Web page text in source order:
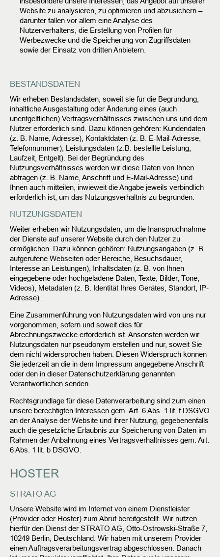
Website zu analysieren, zu optimieren und abzusichern –
darunter fallen vor allem eine Analyse des
Nutzerverhaltens, die Erstellung von Profilen für
Werbezwecke und die Speicherung von Zugriffsdaten
sowie der Einsatz von dritten Anbietern.
BESTANDSDATEN
Wir erheben Bestandsdaten, soweit sie für die Begründung,
inhaltliche Ausgestaltung oder Änderung eines (auch
unentgeltlichen) Vertragsverhältnisses zwischen uns und dem
Nutzer erforderlich sind. Dazu können gehören: Kundendaten
(z. B. Name, Adresse), Kontaktdaten (z. B. E-Mail-Adresse,
Telefonnummer), Leistungsdaten (z.B. bestellte Leistung,
Laufzeit, Entgelt). Bei der Begründung des
Nutzungsverhältnisses werden wir diese Daten von Ihnen
abfragen (z. B. Name, Anschrift und E-Mail-Adresse) und
Ihnen auch mitteilen, inwieweit die Angabe jeweils verbindlich
erforderlich ist, um das Nutzungsverhältnis zu begründen.
NUTZUNGSDATEN
Weiter erheben wir Nutzungsdaten, um die Inanspruchnahme
der Dienste auf unserer Website durch den Nutzer zu
ermöglichen. Dazu können gehören: Nutzungsangaben (z. B.
aufgerufene Webseiten oder Bereiche, Besuchsdauer,
Interesse an Leistungen), Inhaltsdaten (z. B. von Ihnen
eingegebene oder hochgeladene Daten, Texte, Bilder, Töne,
Videos), Metadaten (z. B. Identität Ihres Gerätes, Standort, IP-
Adresse).
Eine Zusammenführung von Nutzungsdaten wird von uns nur
vorgenommen, sofern und soweit dies für
Abrechnungszwecke erforderlich ist. Ansonsten werden wir
Nutzungsdaten nur pseudonym erstellen und nur, soweit Sie
dem nicht widersprochen haben. Diesen Widerspruch können
Sie jederzeit an die in dem Impressum angegebene Anschrift
oder den in dieser Datenschutzerklärung genannten
Verantwortlichen senden.
Rechtsgrundlage für diese Datenverarbeitung sind zum einen
unsere berechtigten Interessen gem. Art. 6 Abs. 1 lit. f DSGVO
an der Analyse der Website und ihrer Nutzung, gegebenenfalls
auch die gesetzliche Erlaubnis zur Speicherung von Daten im
Rahmen der Anbahnung eines Vertragsverhältnisses gem. Art.
6 Abs. 1 lit. b DSGVO.
HOSTER
STRATO AG
Unsere Website wird im Internet von einem Dienstleister
(Provider oder Hoster) zum Abruf bereitgestellt. Wir nutzen
hierfür den Dienst der STRATO AG, Otto-Ostrowski-Straße 7,
10249 Berlin, Deutschland. Wir haben mit unserem Provider
einen Auftragsverarbeitungsvertrag abgeschlossen. Danach